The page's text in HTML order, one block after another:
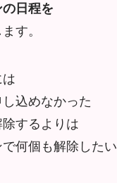
日程を
す。
込めなかった
するよりは
何個も解除したい